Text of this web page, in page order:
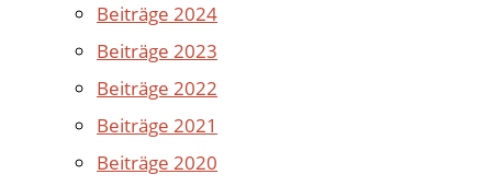
Beiträge 2024
Beiträge 2023
Beiträge 2022
Beiträge 2021
Beiträge 2020